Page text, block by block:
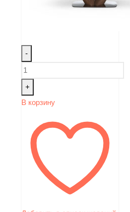
-
+
В корзину